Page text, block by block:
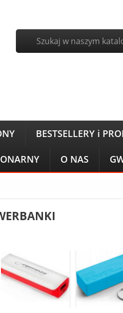
BESTSELLERY i
O NAS